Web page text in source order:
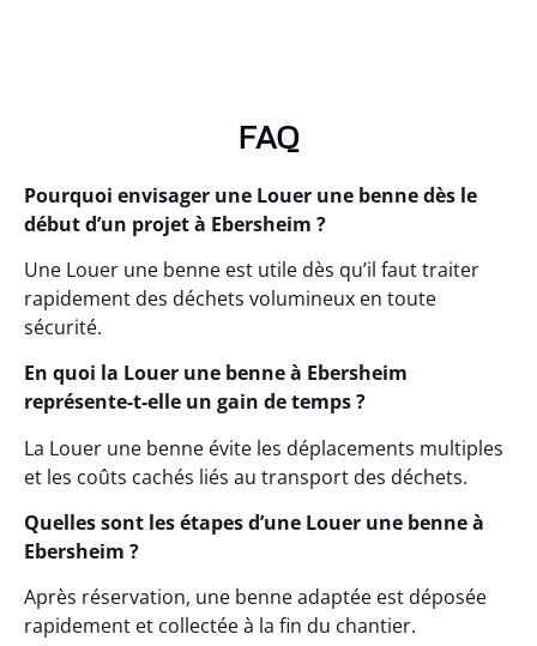
FAQ
Pourquoi envisager une Louer une benne dès le
début d’un projet à Ebersheim ?
Une Louer une benne est utile dès qu’il faut traiter
rapidement des déchets volumineux en toute
sécurité.
En quoi la Louer une benne à Ebersheim
représente-t-elle un gain de temps ?
La Louer une benne évite les déplacements multiples
et les coûts cachés liés au transport des déchets.
Quelles sont les étapes d’une Louer une benne à
Ebersheim ?
Après réservation, une benne adaptée est déposée
rapidement et collectée à la fin du chantier.